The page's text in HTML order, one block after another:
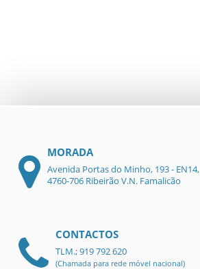
MORADA
Avenida Portas do Minho, 193 - EN14,
4760-706 Ribeirão V.N. Famalicão
CONTACTOS
TLM.; 919 792 620
(Chamada para rede móvel nacional)